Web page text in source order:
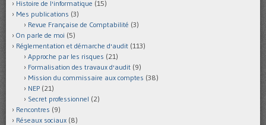
Histoire de l'informatique (15)
Mes publications (3)
Revue Française de Comptabilité (3)
On parle de moi (5)
Réglementation et démarche d'audit (113)
Approche par les risques (21)
Formalisation des travaux d'audit (9)
Mission du commissaire aux comptes (38)
NEP (21)
Secret professionnel (2)
Rencontres (9)
Réseaux sociaux (8)